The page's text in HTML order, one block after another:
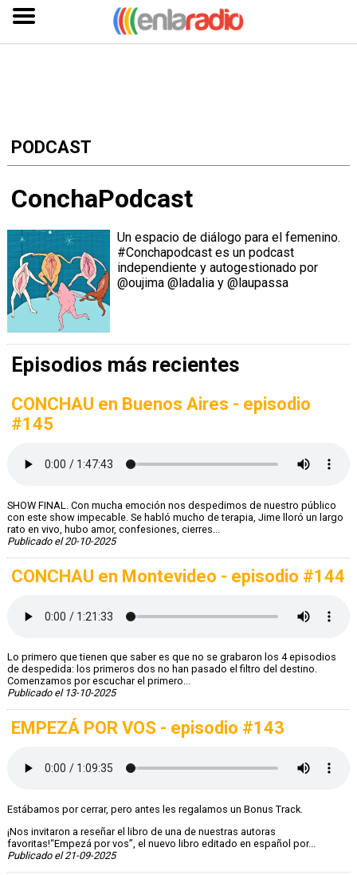
Radios
FM
Radios
Provincia
Podcasts
Ratings
Noticias
PODCAST
ConchaPodcast
Un espacio de diálogo para el femenino.
#Conchapodcast es un podcast
independiente y autogestionado por
@oujima @ladalia y @laupassa
Episodios más recientes
CONCHAU en Buenos Aires - episodio
#145
SHOW FINAL. Con mucha emoción nos despedimos de nuestro público
con este show impecable. Se habló mucho de terapia, Jime lloró un largo
rato en vivo, hubo amor, confesiones, cierres...
Publicado el 20-10-2025
CONCHAU en Montevideo - episodio #144
Lo primero que tienen que saber es que no se grabaron los 4 episodios
de despedida: los primeros dos no han pasado el filtro del destino.
Comenzamos por escuchar el primero...
Publicado el 13-10-2025
EMPEZÁ POR VOS - episodio #143
Estábamos por cerrar, pero antes les regalamos un Bonus Track.
¡Nos invitaron a reseñar el libro de una de nuestras autoras
favoritas!“Empezá por vos”, el nuevo libro editado en español por...
Publicado el 21-09-2025